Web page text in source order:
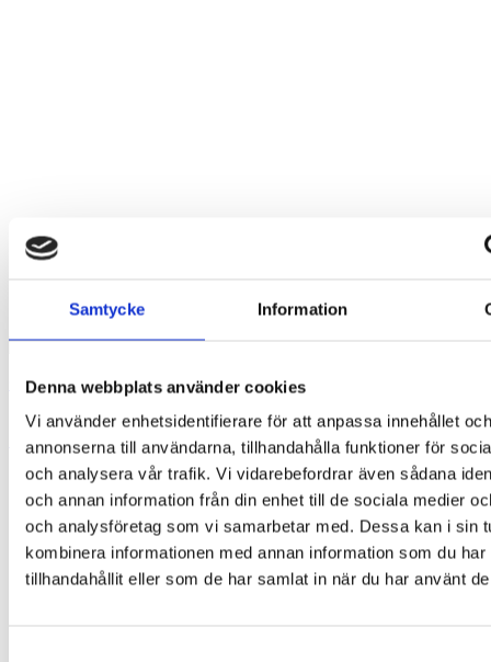
Samtycke Information
Denna webbplats använder cookies
Vi använder enhetsidentifierare för att anpassa innehållet och
annonserna till användarna, tillhandahålla funktioner för
och analysera vår trafik. Vi vidarebefordrar även sådana
och annan information från din enhet till de sociala medier
och analysföretag som vi samarbetar med. Dessa kan i sin
kombinera informationen med annan information som du har
tillhandahållit eller som de har samlat in när du har använt
Glasögonhållare – Groda (Yoga)
169,00kr
Lägg till i varukorg